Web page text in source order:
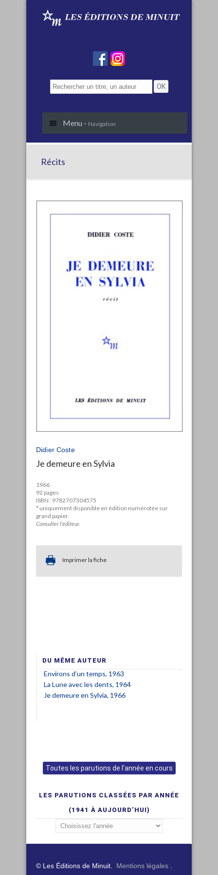
Menu - Navigation
Récits
Didier Coste
Je demeure en Sylvia
1966
92 pages
ISBN : 9782707304575
* uniquement disponible en édition numérotée sur
grand papier.
Consulter l'éditeur.
Imprimer la fiche
DU MÊME AUTEUR
Environs d’un temps, 1963
La Lune avec les dents, 1964
Je demeure en Sylvia, 1966
Toutes les parutions de l'année en cours
LES PARUTIONS CLASSÉES PAR ANNÉE
(1941 À AUJOURD’HUI)
© Les Éditions de Minuit. Mentions légales .